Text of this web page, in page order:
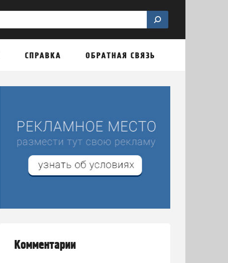
СПРАВКА ОБРАТНАЯ СВЯЗЬ
Комментарии